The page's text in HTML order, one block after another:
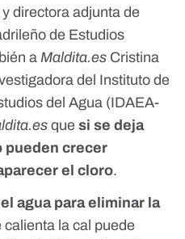
directora adjunta de
de Estudios
a Maldita.es Cristina
del Instituto de
del Agua (IDAEA-
que si se deja
pueden crecer
el cloro.
agua para eliminar la
calienta la cal puede